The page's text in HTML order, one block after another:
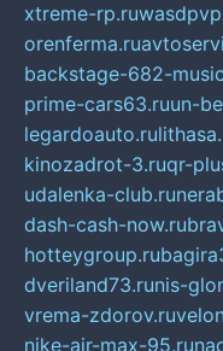
xtreme-rp.ru
orenferma.ru
backstage-682-
prime-cars63.ruun-
legardoauto.ru
kinozadrot-3.ruqr-
udalenka-club.ru
dash-cash-now.ru
hotteygroup.ru
dveriland73.runis-
vrema-zdorov.ru
nike-air-max-95.ru